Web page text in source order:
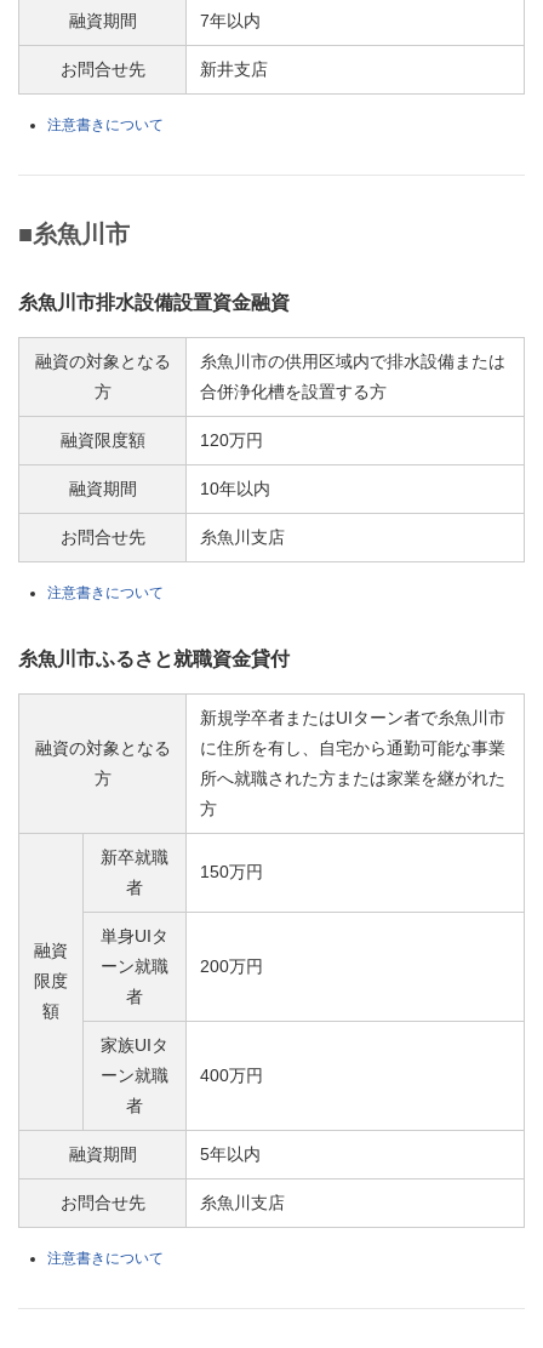
融資期間 7年以内
お問合せ先 新井支店
注意書きについて
■糸魚川市
糸魚川市排水設備設置資金融資
融資の対象となる
方
糸魚川市の供用区域内で排水設備または
合併浄化槽を設置する方
融資限度額 120万円
融資期間 10年以内
お問合せ先 糸魚川支店
注意書きについて
糸魚川市ふるさと就職資金貸付
融資の対象となる
方
新規学卒者またはUIターン者で糸魚川市
に住所を有し、自宅から通勤可能な事業
所へ就職された方または家業を継がれた
方
融資
限度
額
新卒就職
者
150万円
単身UIタ
ーン就職
者
200万円
家族UIタ
ーン就職
者
400万円
融資期間 5年以内
お問合せ先 糸魚川支店
注意書きについて